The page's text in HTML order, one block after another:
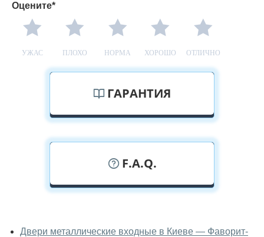
Оцените*
УЖАС ПЛОХО НОРМА ХОРОШО ОТЛИЧНО
ГАРАНТИЯ
F.A.Q.
входные вживую?
Двери металлические входные в Киеве — Фаворит-